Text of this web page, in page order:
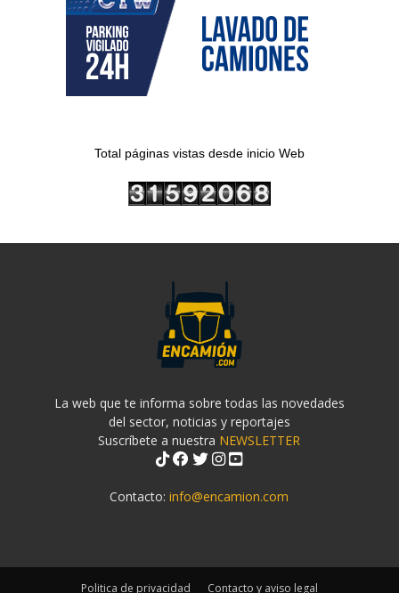
Total páginas vistas desde inicio Web
La web que te informa sobre todas las novedades
del sector, noticias y reportajes
Suscríbete a nuestra NEWSLETTER
Contacto:info@encamion.com
Politica de privacidad Contacto y aviso legal